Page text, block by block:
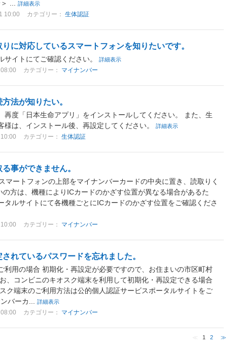
...
詳細表示
10:00 カテゴリー： 生体認証
に対応しているスマートフォンを知りたいです。
サイトにてご確認ください。 詳細表示
カテゴリー： マイナンバー
法が知りたい。
再度「日本生命アプリ」をインストールしてください。 また、生
様は、インストール後、再設定してください。
詳細表示
カテゴリー： 生体認証
事ができません。
マートフォンの上部をマイナンバーカードの中央に置き、読取りく
方は、機種によりICカードのかざす位置が異なる場合があるた
タルサイトにて各機種ごとにICカードのかざす位置をご確認くださ
カテゴリー： マイナンバー
れているパスワードを忘れました。
利用の場合 初期化・再設定が必要ですので、お住まいの市区町村
、コンビニのキオスク端末を利用して初期化・再設定できる場合
ク端末のご利用方法は公的個人認証サービスポータルサイトをご
バーカ...
詳細表示
カテゴリー： マイナンバー
1 2 ≫